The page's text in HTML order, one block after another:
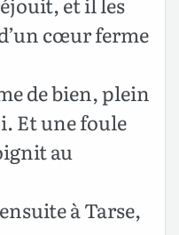
cœur ferme
de bien, plein
Et une foule
au
à Tarse,